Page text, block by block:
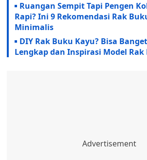
Ruangan Sempit Tapi Pengen
Rapi? Ini 9 Rekomendasi Rak
Minimalis
DIY Rak Buku Kayu? Bisa
Lengkap dan Inspirasi Model